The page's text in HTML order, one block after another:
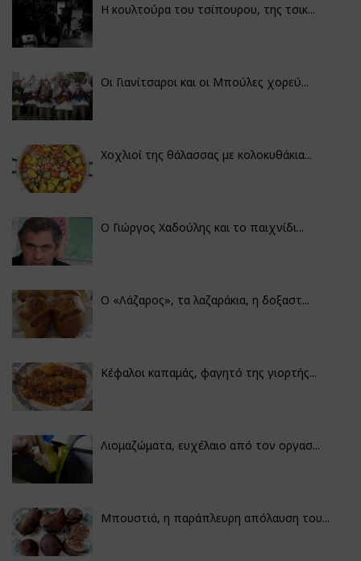
Η κουλτούρα του τσίπουρου, της τσικ...
Οι Γιανίτσαροι και οι Μπούλες χορεύ...
Χοχλιοί της θάλασσας με κολοκυθάκια...
Ο Γιώργος Χαδούλης και το παιχνίδι...
Ο «Λάζαρος», τα λαζαράκια, η δοξαστ...
Κέφαλοι καπαμάς, φαγητό της γιορτής...
Λιομαζώματα, ευχέλαιο από τον οργασ...
Μπουστιά, η παράπλευρη απόλαυση του...